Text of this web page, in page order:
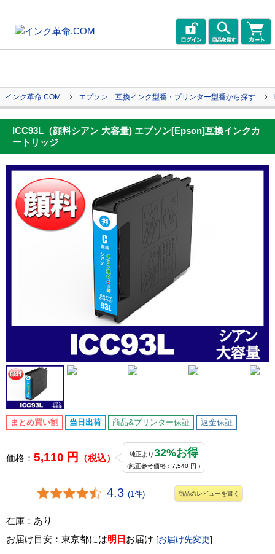
インク革命.COM エプソン 互換インク型番・プリンター型番から探す
ICC93L（顔料シアン 大容量) エプソン[Epson]互換インクカ
ートリッジ
まとめ買い割 当日出荷 商品&プリンター保証 返金保証
価格： 5,110 円 （税込） 純正より32%お得
(純正参考価格：7,540 円 )
4.3 (1件) 商品のレビューを書く
在庫：あり
お届け目安：東京都には明日 お届け [お届け先変更]